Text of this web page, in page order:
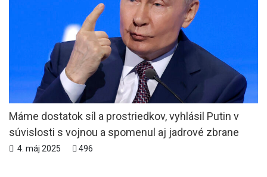
Máme dostatok síl a prostriedkov, vyhlásil Putin v
súvislosti s vojnou a spomenul aj jadrové zbrane
4. máj 2025 496